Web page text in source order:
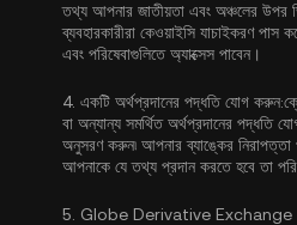
তথ্য আপনার জাতীয়তা এবং অঞ্চলের উপর
ব্যবহারকারীরা কেওয়াইসি যাচাইকরণ পাস
এবং পরিষেবাগুলিতে অ্যাক্সেস পাবেন।
4. একটি অর্থপ্রদানের পদ্ধতি যোগ করুন:
বা অন্যান্য সমর্থিত অর্থপ্রদানের পদ্ধতি
অনুসরণ করুন৷ আপনার ব্যাঙ্কের নিরাপত্তা
আপনাকে যে তথ্য প্রদান করতে হবে তা
5. Globe Derivative Exchange